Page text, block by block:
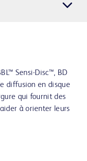
Sensi-Disc™, BD
diffusion en disque
qui fournit des
à orienter leurs